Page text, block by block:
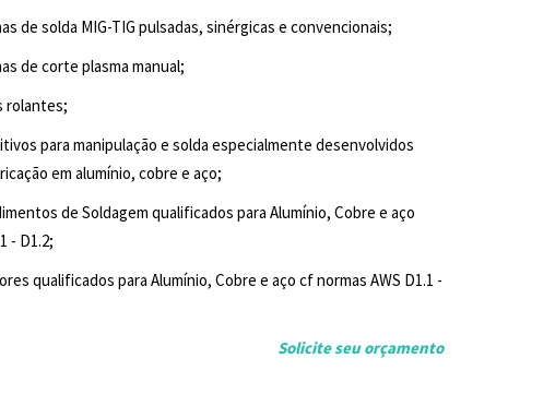
de solda MIG-TIG pulsadas, sinérgicas e convencionais;
de corte plasma manual;
rolantes;
para manipulação e solda especialmente desenvolvidos
em alumínio, cobre e aço;
de Soldagem qualificados para Alumínio, Cobre e aço
- D1.2;
qualificados para Alumínio, Cobre e aço cf normas AWS D1.1 -
Solicite seu orçamento